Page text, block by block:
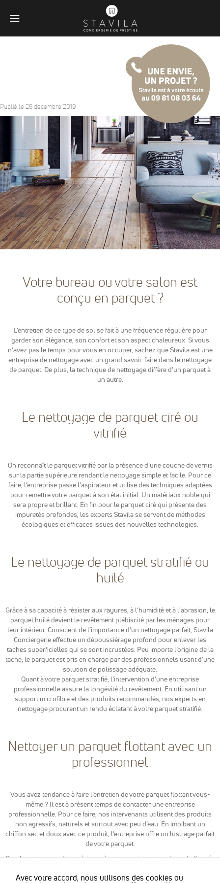
Le nettoyage du parquet
Publié le 26 décembre 2019
Votre bureau ou votre salon est
conçu en parquet ?
L’entretien de ce type de sol se fait à une fréquence régulière pour
garder son élégance, son confort et son aspect chaleureux. Si vous
n’avez pas le temps pour vous en occuper, sachez que Stavila est une
entreprise de nettoyage avec un grand savoir-faire dans le nettoyage
de parquet. De plus, la technique de nettoyage diffère d’un parquet à
un autre.
Le nettoyage de parquet ciré ou
vitrifié
On reconnaît le parquet vitrifié par la présence d’une couche de vernis
sur la partie supérieure rendant le nettoyage simple et facile. Pour ce
faire, l’entreprise passe l’aspirateur et utilise des techniques adaptées
pour remettre votre parquet à son état initial. Un matériaux noble qui
sera propre et brillant. En fin pour le parquet ciré qui présente des
impuretés profondes, les experts Stavila se servent de méthodes
écologiques et efficaces issues des nouvelles technologies.
Le nettoyage de parquet stratifié ou
huilé
Grâce à sa capacité à résister aux rayures, à l’humidité et à l’abrasion, le
parquet huilé devient le revêtement plébiscité par les ménages pour
leur intérieur. Conscient de l’importance d’un nettoyage parfait, Stavila
Conciergerie effectue un dépoussiérage profond pour enlever les
taches superficielles qui se sont incrustées. Peu importe l’origine de la
tache, le parquet est pris en charge par des professionnels usant d’une
solution de polissage adéquate.
Quant à votre parquet stratifié, l’intervention d’une entreprise
professionnelle assure la longévité du revêtement. En utilisant un
support microfibre et des produits recommandés, nos experts en
nettoyage procurent un rendu éclatant à votre parquet stratifié.
Nettoyer un parquet flottant avec un
professionnel
Vous avez tendance à faire l’entretien de votre parquet flottant vous-
même ? Il est à présent temps de contacter une entreprise
professionnelle. Pour ce faire, nos intervenants utilisent des produits
non agressifs, naturels et surtout avec peu d’eau. En imbibant un
chiffon sec et doux avec ce produit, l’entreprise offre un lustrage parfait
de votre parquet.
Stavila met sa grande expérience à votre service tout au long de l’année
département des Alpes-Maritimes(département 06), Monaco, Nice,
Avec votre accord, nous utilisons des cookies ou
Obligatoires
Ces scripts
sont
nécessaires
pour pouvoir
permettre
notamment
d'avoir accès à
localisation
qu'aux
fonctionnalités
de mise en
relation pour
Statistiques
utilisons
pour
mesurer
l'audience de
notre site
internet. Ces
cookies
recueillent
des données
comment les
visiteurs
Experience
Nous utilisons
reCaptcha
pour la lutte
anti-spam en
renforçant la
sécurité sur
notre
détournement
de notre
formulaire.
Marketing
Afin de
pouvoir
personnaliser
des publicités
en fonction
des contenus
vu sur notre
sites ayant la